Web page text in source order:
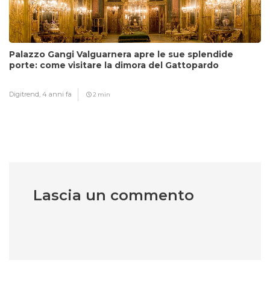
Palazzo Gangi Valguarnera apre le sue splendide
porte: come visitare la dimora del Gattopardo
Digitrend, 4 anni fa 2 min
Lascia un commento